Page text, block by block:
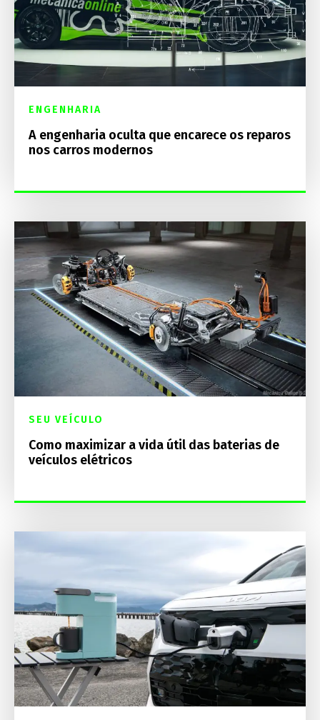
ENGENHARIA
A engenharia oculta que encarece os reparos
nos carros modernos
SEU VEÍCULO
Como maximizar a vida útil das baterias de
veículos elétricos